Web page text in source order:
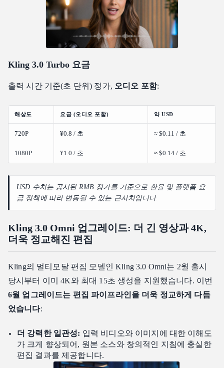
Kling 3.0 Turbo 요금
출력 시간 기준(초 단위) 정가, 오디오 포함:
해상도 요금 (오디오 포함) 약 USD
720P ¥0.8 / 초 ≈ $0.11 / 초
1080P ¥1.0 / 초 ≈ $0.14 / 초
USD 수치는 공시된 RMB 정가를 기준으로 환율 및 플랫폼 요
금 정책에 따라 변동될 수 있는 근사치입니다.
Kling 3.0 Omni 업그레이드: 더 긴 영상과 4K,
더욱 정교해진 편집
Kling의 멀티모달 편집 모델인 Kling 3.0 Omni는 2월 출시
당시부터 이미 4K와 최대 15초 생성을 지원했습니다. 이번
6월 업그레이드는 편집 파이프라인을 더욱 정교하게 다듬
었습니다:
더 강력한 일관성: 입력 비디오와 이미지에 대한 이해도
가 크게 향상되어, 원본 소스와 창의적인 지침에 충실한
편집 결과를 제공합니다.